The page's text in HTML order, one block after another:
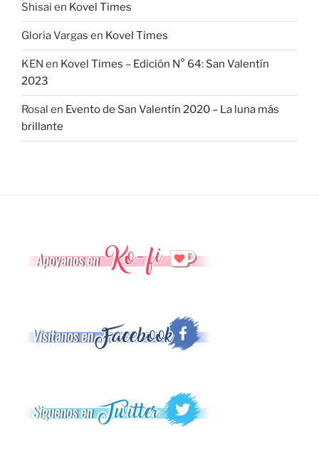
Shisai en Kovel Times
Gloria Vargas en Kovel Times
KEN en Kovel Times – Edición N° 64: San Valentín
2023
Rosal en Evento de San Valentín 2020 – La luna más
brillante